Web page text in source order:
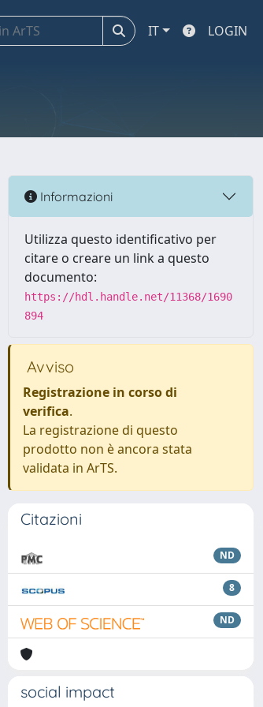
IT LOGIN
Informazioni
Utilizza questo identificativo per
citare o creare un link a questo
documento:
https://hdl.handle.net/11368/1690
894
Avviso
Registrazione in corso di
verifica.
La registrazione di questo
prodotto non è ancora stata
validata in ArTS.
Citazioni
ND
8
ND
social impact